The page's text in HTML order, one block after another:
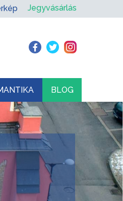
Jegyvásárlás
BLOG